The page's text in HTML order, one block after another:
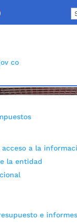
co
acceso a la
la entidad
e informes
La Casa de Coco
del sector urbano